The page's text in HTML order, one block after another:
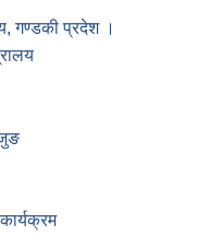
गण्डकी प्रदेश ।